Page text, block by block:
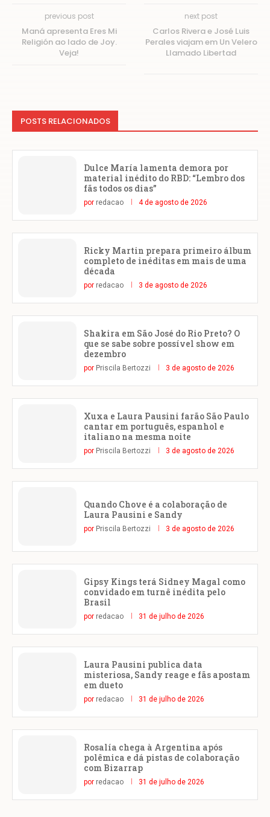
previous post
Maná apresenta Eres Mi
Religión ao lado de Joy.
Veja!
next post
Carlos Rivera e José Luis
Perales viajam em Un Velero
Llamado Libertad
POSTS RELACIONADOS
Dulce María lamenta demora por
material inédito do RBD: “Lembro dos
fãs todos os dias”
por redacao 4 de agosto de 2026
Ricky Martin prepara primeiro álbum
completo de inéditas em mais de uma
década
por redacao 3 de agosto de 2026
Shakira em São José do Rio Preto? O
que se sabe sobre possível show em
dezembro
por Priscila Bertozzi 3 de agosto de 2026
Xuxa e Laura Pausini farão São Paulo
cantar em português, espanhol e
italiano na mesma noite
por Priscila Bertozzi 3 de agosto de 2026
Quando Chove é a colaboração de
Laura Pausini e Sandy
por Priscila Bertozzi 3 de agosto de 2026
Gipsy Kings terá Sidney Magal como
convidado em turnê inédita pelo
Brasil
por redacao 31 de julho de 2026
Laura Pausini publica data
misteriosa, Sandy reage e fãs apostam
em dueto
por redacao 31 de julho de 2026
Rosalía chega à Argentina após
polêmica e dá pistas de colaboração
com Bizarrap
por redacao 31 de julho de 2026